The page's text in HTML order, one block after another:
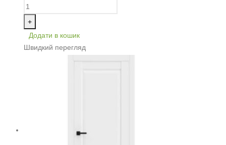
+
Додати в кошик
Швидкий перегляд